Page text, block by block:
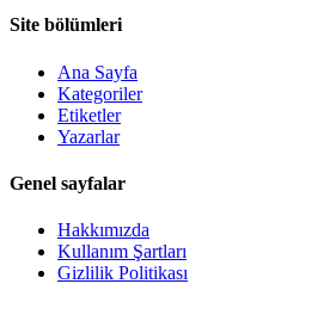
Site bölümleri
Ana Sayfa
Kategoriler
Etiketler
Yazarlar
Genel sayfalar
Hakkımızda
Kullanım Şartları
Gizlilik Politikası